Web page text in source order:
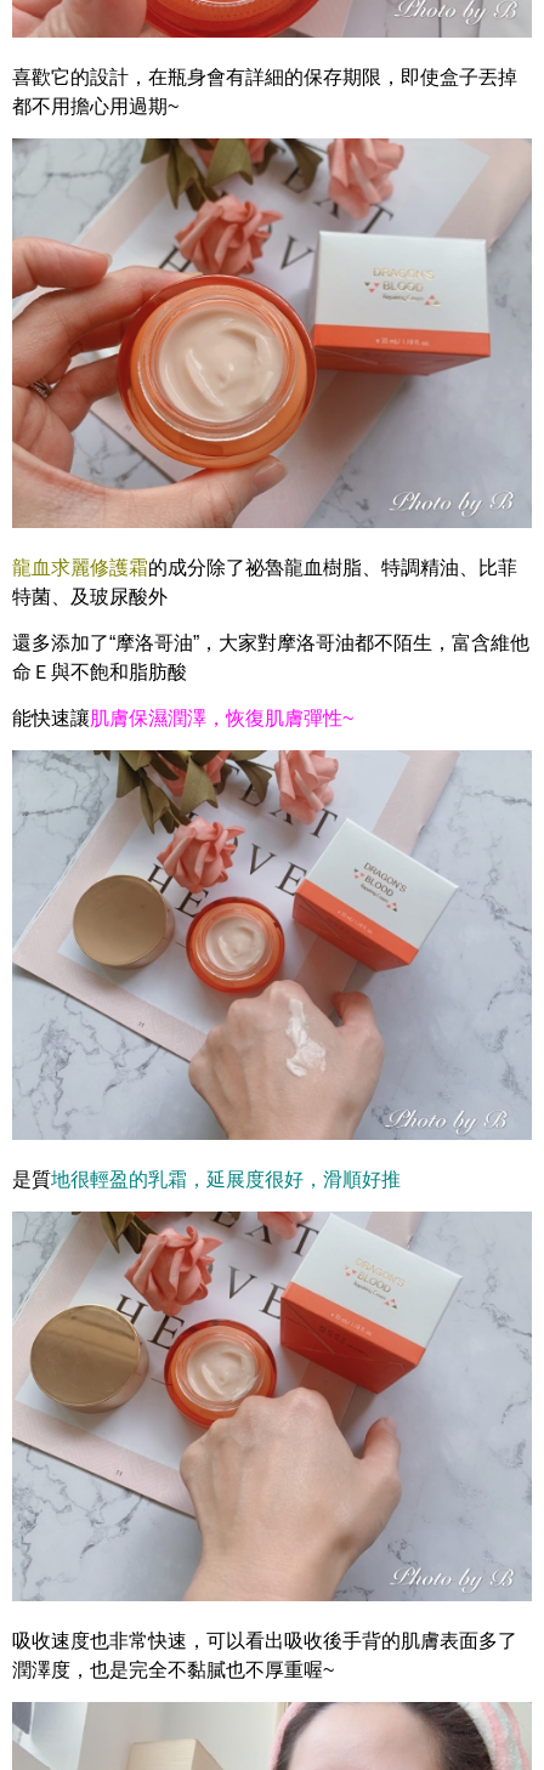
喜歡它的設計，在瓶身會有詳細的保存期限，即使盒子丟掉
都不用擔心用過期~
龍血求麗修護霜的成分除了祕魯龍血樹脂、特調精油、比菲
特菌、及玻尿酸外
還多添加了“摩洛哥油”，大家對摩洛哥油都不陌生，富含維他
命Ｅ與不飽和脂肪酸
能快速讓肌膚保濕潤澤，恢復肌膚彈性~
是質地很輕盈的乳霜，延展度很好，滑順好推
吸收速度也非常快速，可以看出吸收後手背的肌膚表面多了
潤澤度， 也是完全不黏膩也不厚重喔~